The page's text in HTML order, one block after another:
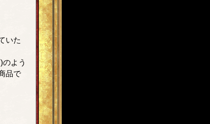
いた
よう
品で